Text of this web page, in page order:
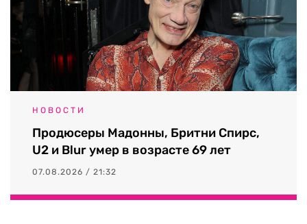
НОВОСТИ
Продюсеры Мадонны, Бритни Спирс,
U2 и Blur умер в возрасте 69 лет
07.08.2026 / 21:32